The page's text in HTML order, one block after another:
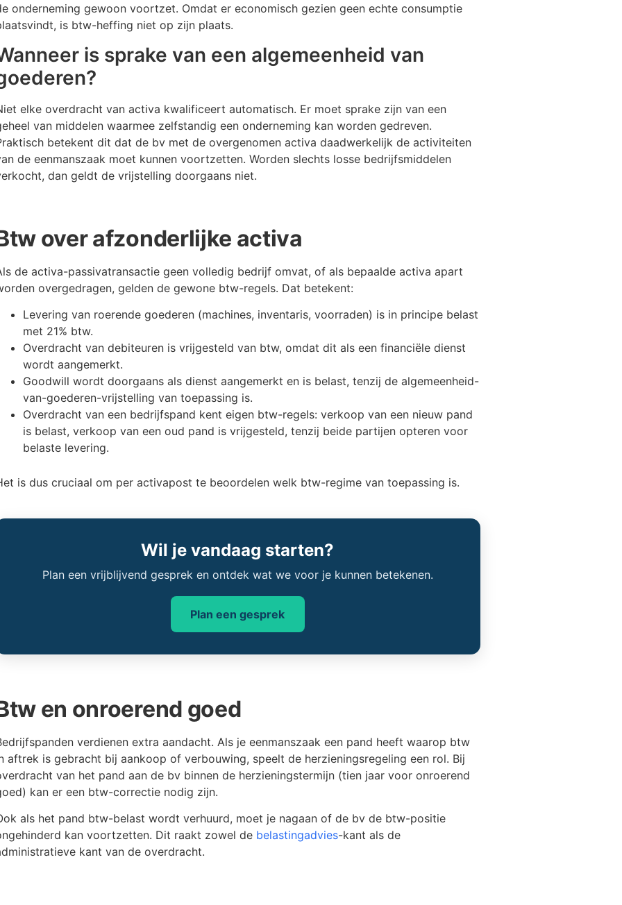
onderneming gewoon voortzet. Omdat er economisch gezien geen echte consumptie
is btw-heffing niet op zijn plaats.
is sprake van een algemeenheid van
elke overdracht van activa kwalificeert automatisch. Er moet sprake zijn van een
van middelen waarmee zelfstandig een onderneming kan worden gedreven.
betekent dit dat de bv met de overgenomen activa daadwerkelijk de activiteiten
de eenmanszaak moet kunnen voortzetten. Worden slechts losse bedrijfsmiddelen
dan geldt de vrijstelling doorgaans niet.
over afzonderlijke activa
de activa-passivatransactie geen volledig bedrijf omvat, of als bepaalde activa apart
overgedragen, gelden de gewone btw-regels. Dat betekent:
Levering van roerende goederen (machines, inventaris, voorraden) is in principe belast
met 21% btw.
Overdracht van debiteuren is vrijgesteld van btw, omdat dit als een financiële dienst
wordt aangemerkt.
Goodwill wordt doorgaans als dienst aangemerkt en is belast, tenzij de algemeenheid-
van-goederen-vrijstelling van toepassing is.
Overdracht van een bedrijfspand kent eigen btw-regels: verkoop van een nieuw pand
is belast, verkoop van een oud pand is vrijgesteld, tenzij beide partijen opteren voor
belaste levering.
is dus cruciaal om per activapost te beoordelen welk btw-regime van toepassing is.
Wil je vandaag starten?
Plan een vrijblijvend gesprek en ontdek wat we voor je kunnen betekenen.
Plan een gesprek
en onroerend goed
verdienen extra aandacht. Als je eenmanszaak een pand heeft waarop btw
aftrek is gebracht bij aankoop of verbouwing, speelt de herzieningsregeling een rol. Bij
van het pand aan de bv binnen de herzieningstermijn (tien jaar voor onroerend
kan er een btw-correctie nodig zijn.
als het pand btw-belast wordt verhuurd, moet je nagaan of de bv de btw-positie
kan voortzetten. Dit raakt zowel de belastingadvies-kant als de
kant van de overdracht.